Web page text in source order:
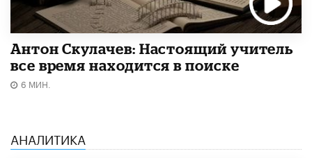
Антон Скулачев: Настоящий учитель
все время находится в поиске
6 МИН.
АНАЛИТИКА